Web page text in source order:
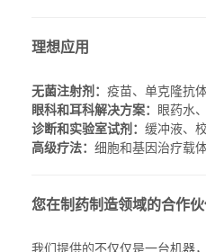
理想应用
无菌注射剂： 疫苗、单克隆抗
眼科和耳科解决方案： 眼药水
诊断和实验室试剂： 缓冲液、
高级疗法： 细胞和基因治疗载
您在制药制造领域的合作
我们提供的不仅仅是一台机器